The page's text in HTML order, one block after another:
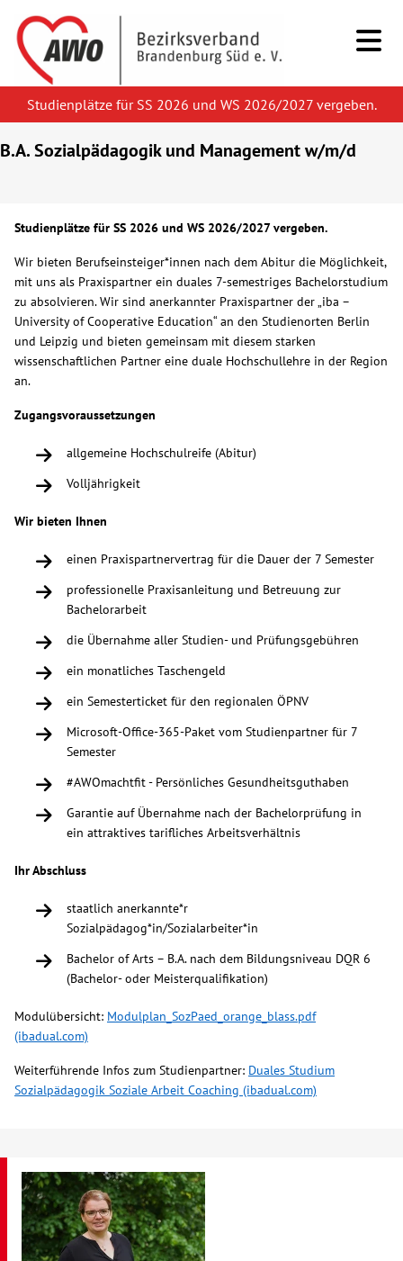
Kids & Teens
Menschen mit Behinderung
Beratung & Hilfe
Begegnung
Veranstaltungen
Mitmachen
Karriere
Glossar
Studienplätze für SS 2026 und WS 2026/2027 vergeben.
B.A. Sozialpädagogik und Management w/m/d
Studienplätze für SS 2026 und WS 2026/2027 vergeben.
Wir bieten Berufseinsteiger*innen nach dem Abitur die Möglichkeit,
mit uns als Praxispartner ein duales 7-semestriges Bachelorstudium
zu absolvieren. Wir sind anerkannter Praxispartner der „iba –
University of Cooperative Education“ an den Studienorten Berlin
und Leipzig und bieten gemeinsam mit diesem starken
wissenschaftlichen Partner eine duale Hochschullehre in der Region
an.
Zugangsvoraussetzungen
allgemeine Hochschulreife (Abitur)
Volljährigkeit
Wir bieten Ihnen
einen Praxispartnervertrag für die Dauer der 7 Semester
professionelle Praxisanleitung und Betreuung zur
Bachelorarbeit
die Übernahme aller Studien- und Prüfungsgebühren
ein monatliches Taschengeld
ein Semesterticket für den regionalen ÖPNV
Microsoft-Office-365-Paket vom Studienpartner für 7
Semester
#AWOmachtfit - Persönliches Gesundheitsguthaben
Garantie auf Übernahme nach der Bachelorprüfung in
ein attraktives tarifliches Arbeitsverhältnis
Ihr Abschluss
staatlich anerkannte*r
Sozialpädagog*in/Sozialarbeiter*in
Bachelor of Arts – B.A. nach dem Bildungsniveau DQR 6
(Bachelor- oder Meisterqualifikation)
Modulübersicht: Modulplan_SozPaed_orange_blass.pdf
(ibadual.com)
Weiterführende Infos zum Studienpartner: Duales Studium
Sozialpädagogik Soziale Arbeit Coaching (ibadual.com)